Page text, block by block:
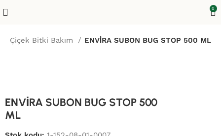
0
Çiçek Bitki Bakım ENVİRA SUBON BUG STOP 500 ML
ENVİRA SUBON BUG STOP 500
ML